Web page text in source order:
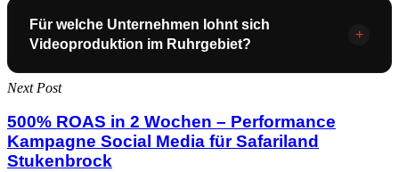
Zeit, reduziert Kosten pro Video und sorgt für konstanten
Content-Output über Wochen.
Ein Aftermovie-Paket beinhaltet die komplette
Eventbegleitung – von Anreise über den Drehtag bis zum
fertigen Schnitt. Zusätzlich entstehen LinkedIn-Videos,
Shorts für Instagram, Newsletter-Content und Teaser für
zukünftige Events.
Für welche Unternehmen lohnt sich
Videoproduktion im Ruhrgebiet?
+
auf Social Media aktiv sind. Besonders effektiv für
Handwerksbetriebe die Projekte zeigen wollen,
Next Post
500% ROAS in 2 Wochen – Performance
Kampagne Social Media für Safariland
Stukenbrock